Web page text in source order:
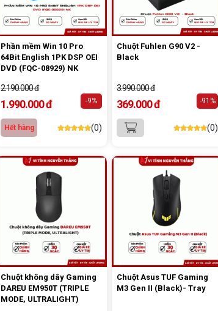
Phần mềm Win 10 Pro
64Bit English 1PK DSP OEI
DVD (FQC-08929) NK
2.190.000 đ
1.990.000 đ -9%
Hết hàng (0)
Chuột Fuhlen G90 V2 -
Black
3.990.000 đ
369.000 đ -91%
(0)
Chuột không dây Gaming
DAREU EM950T (TRIPLE
MODE, ULTRALIGHT)
Chuột Asus TUF Gaming
M3 Gen II (Black)- Tray